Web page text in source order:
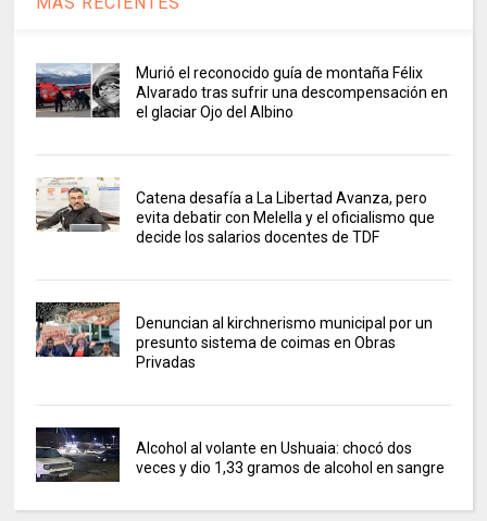
Murió el reconocido guía de montaña Félix
Alvarado tras sufrir una descompensación en
el glaciar Ojo del Albino
Catena desafía a La Libertad Avanza, pero
evita debatir con Melella y el oficialismo que
decide los salarios docentes de TDF
Denuncian al kirchnerismo municipal por un
presunto sistema de coimas en Obras
Privadas
Alcohol al volante en Ushuaia: chocó dos
veces y dio 1,33 gramos de alcohol en sangre